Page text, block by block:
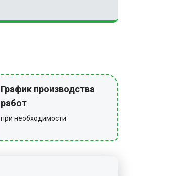
График производства
работ
при необходимости